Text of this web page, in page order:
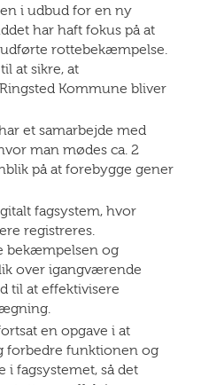
i udbud for en ny
har haft fokus på at
rottebekæmpelse.
at sikre, at
Kommune bliver
et samarbejde med
man mødes ca. 2
på at forebygge gener
fagsystem, hvor
registreres.
bekæmpelsen og
over igangværende
til at effektivisere
en opgave i at
forbedre funktionen og
i fagsystemet, så det